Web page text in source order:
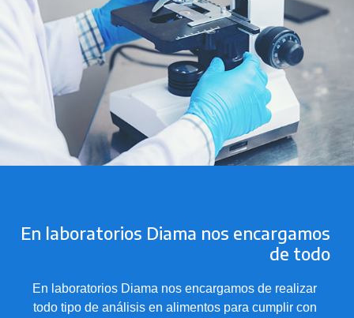
En laboratorios Diama nos encargamos
de todo
En laboratorios Diama nos encargamos de realizar
todo tipo de análisis en alimentos para cumplir con